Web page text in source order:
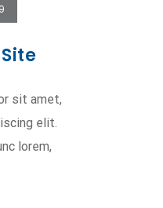
sit amet,
elit.
lorem,